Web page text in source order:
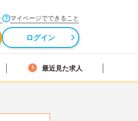
マイページでできること
ログイン
最近見た求人